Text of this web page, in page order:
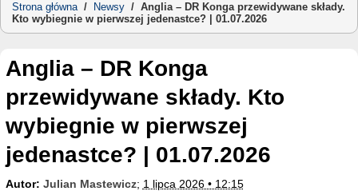
Strona główna/ Newsy / Anglia – DR Konga przewidywane składy.
Kto wybiegnie w pierwszej jedenastce? | 01.07.2026
Anglia – DR Konga
przewidywane składy. Kto
wybiegnie w pierwszej
jedenastce? | 01.07.2026
Autor: Julian Mastewicz; 1 lipca 2026 • 12:15